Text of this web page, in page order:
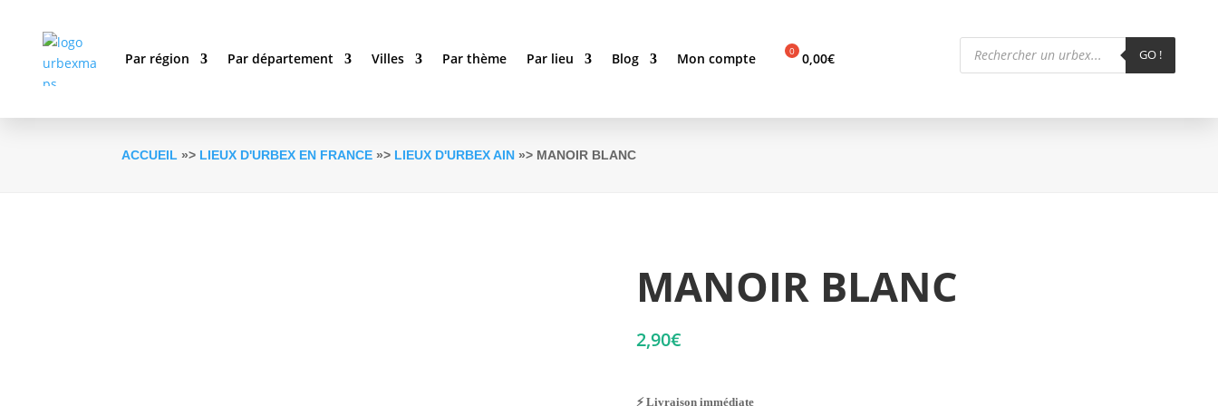
Par région Par département Villes Par thème Par lieu Blog Mon compte 0,00€
Recherche
de
produits
GO !
ACCUEIL »> LIEUX D'URBEX EN FRANCE »> LIEUX D'URBEX AIN »> MANOIR BLANC
MANOIR BLANC
2,90€
⚡ Livraison immédiate